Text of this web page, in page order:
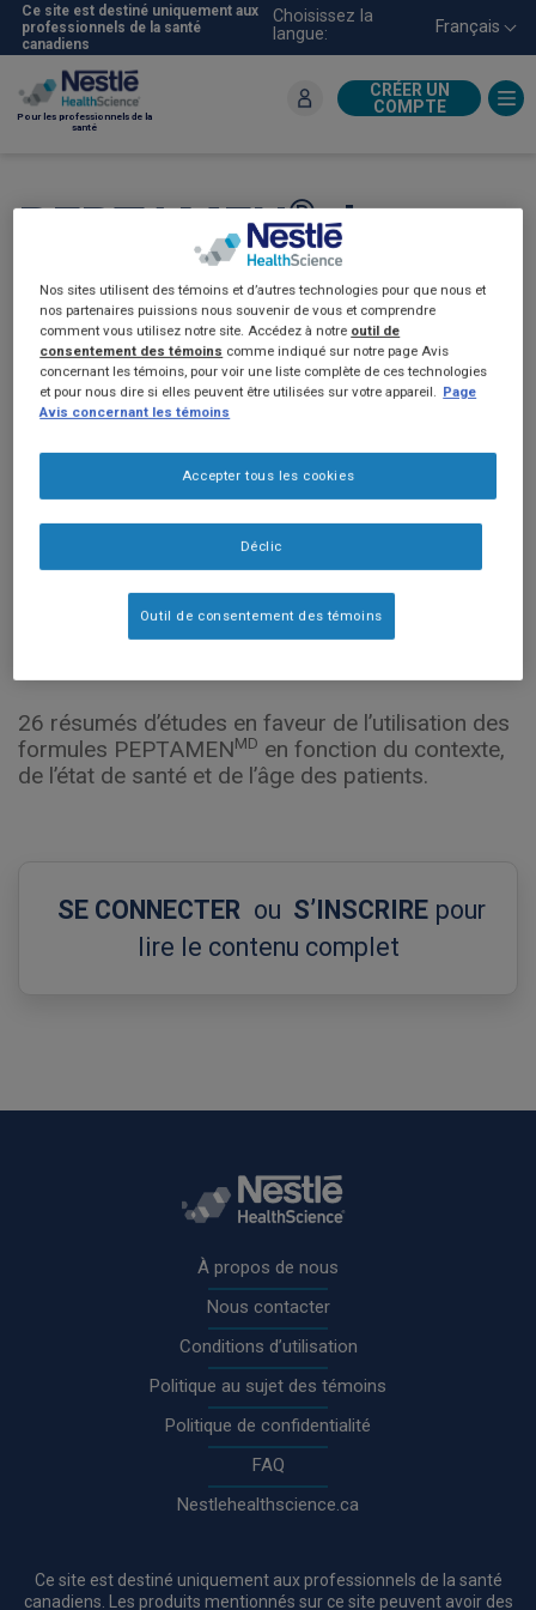
Aller
au
contenu
principal
Pour les professionnels de la
santé
Ce site est destiné uniquement aux
professionnels de la santé
canadiens
Choisissez la
langue:
Français
CRÉER UN
COMPTE
PEPTAMEN®, les
preuves sont là!
(2021)
26 résumés d’études en faveur de l’utilisation des
formules PEPTAMENMD en fonction du contexte,
de l’état de santé et de l’âge des patients.
SE CONNECTER ou S’INSCRIRE pour
lire le contenu complet
À propos de nous
Nous contacter
Conditions d’utilisation
Politique au sujet des témoins
Politique de confidentialité
FAQ
Nestlehealthscience.ca
Ce site est destiné uniquement aux professionnels de la santé
canadiens. Les produits mentionnés sur ce site peuvent avoir des
Nos sites utilisent des témoins et d’autres technologies pour que nous et
nos partenaires puissions nous souvenir de vous et comprendre
comment vous utilisez notre site. Accédez à notre outil de
consentement des témoins comme indiqué sur notre page Avis
concernant les témoins, pour voir une liste complète de ces technologies
et pour nous dire si elles peuvent être utilisées sur votre appareil. Page
Avis concernant les témoins
Déclic
Accepter tous les cookies
Outil de consentement des témoins